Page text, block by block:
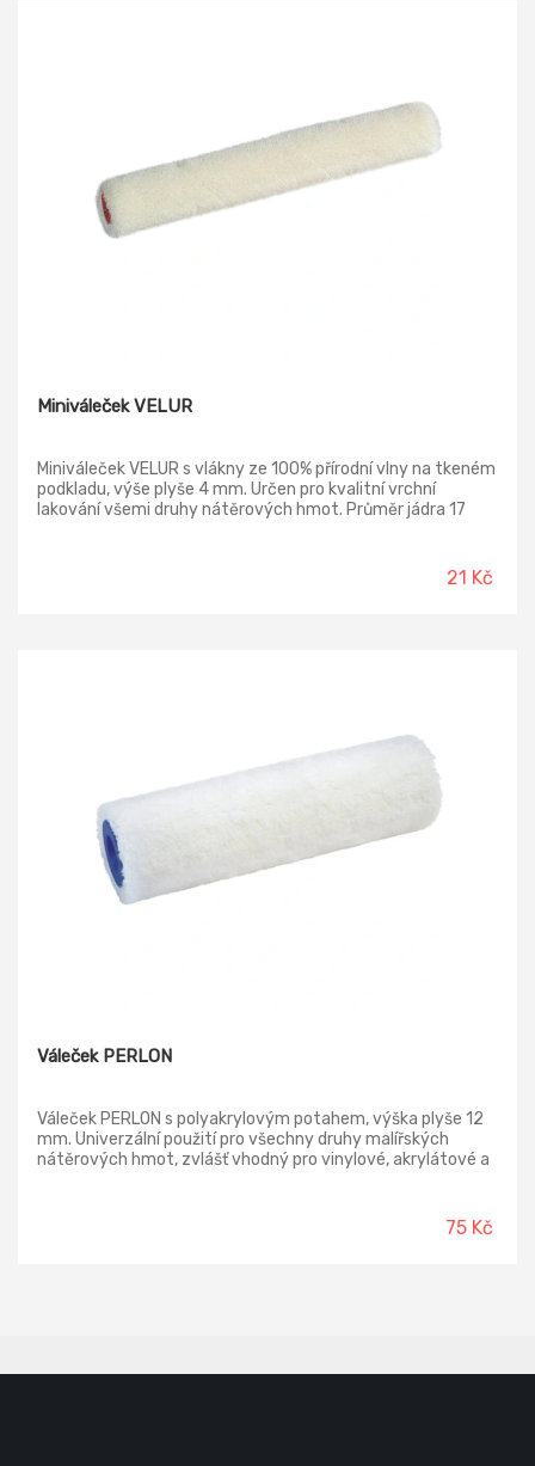
Miniváleček VELUR
Miniváleček VELUR s vlákny ze 100% přírodní vlny na tkeném
podkladu, výše plyše 4 mm. Určen pro kvalitní vrchní
lakování všemi druhy nátěrových hmot. Průměr jádra 17
21 Kč
Váleček PERLON
Váleček PERLON s polyakrylovým potahem, výška plyše 12
mm. Univerzální použití pro všechny druhy malířských
nátěrových hmot, zvlášť vhodný pro vinylové, akrylátové a
75 Kč